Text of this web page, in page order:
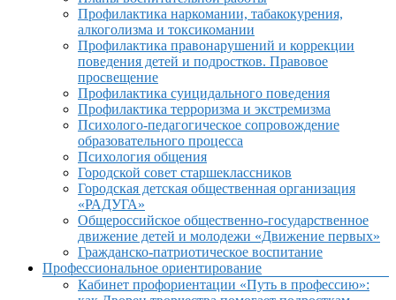
Профилактика наркомании, табакокурения,
алкоголизма и токсикомании
Профилактика правонарушений и коррекции
поведения детей и подростков. Правовое
просвещение
Профилактика суицидального поведения
Профилактика терроризма и экстремизма
Психолого-педагогическое сопровождение
образовательного процесса
Психология общения
Городской совет старшеклассников
Городская детская общественная организация
«РАДУГА»
Общероссийское общественно-государственное
движение детей и молодежи «Движение первых»
Гражданско-патриотическое воспитание
Профессиональное ориентирование
Кабинет профориентации «Путь в профессию»: